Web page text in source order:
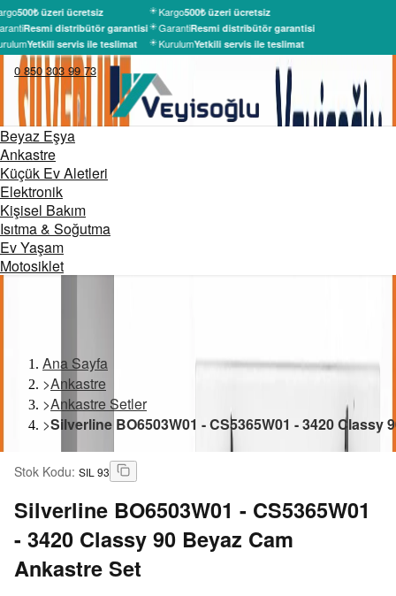
500₺ üzeri ücretsiz
Resmi distribütör garantisi
Yetkili servis ile teslimat
Kargo500₺ üzeri ücretsiz
GarantiResmi distribütör garantisi
KurulumYetkili servis ile teslimat
0 850 303 99 73
Beyaz Eşya
Ankastre
Küçük Ev Aletleri
Elektronik
Kişisel Bakım
Isıtma & Soğutma
Ev Yaşam
Motosiklet
Ana Sayfa
>Ankastre
>Ankastre Setler
>Silverline BO6503W01 - CS5365W01 - 3420 Classy
Stok Kodu: SIL 93
Silverline BO6503W01 - CS5365W01
- 3420 Classy 90 Beyaz Cam
Ankastre Set